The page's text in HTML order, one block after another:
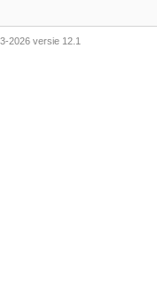
2026 versie 12.1